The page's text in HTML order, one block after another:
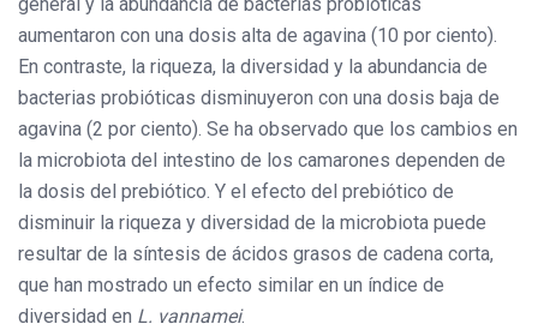
aumentaron con una dosis alta de agavina (10 por ciento).
En contraste, la riqueza, la diversidad y la abundancia de
bacterias probióticas disminuyeron con una dosis baja de
agavina (2 por ciento). Se ha observado que los cambios en
la microbiota del intestino de los camarones dependen de
la dosis del prebiótico. Y el efecto del prebiótico de
disminuir la riqueza y diversidad de la microbiota puede
resultar de la síntesis de ácidos grasos de cadena corta,
que han mostrado un efecto similar en un índice de
diversidad en L. vannamei.